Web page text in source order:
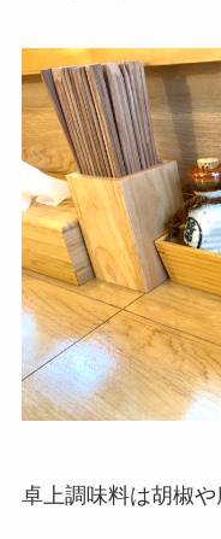
卓上調味料は胡椒や